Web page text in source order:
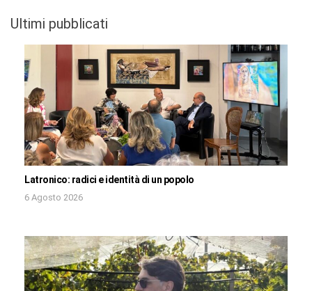
Ultimi pubblicati
Latronico: radici e identità di un popolo
6 Agosto 2026